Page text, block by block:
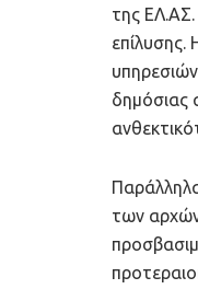
της
δημόσιας
των αρχών